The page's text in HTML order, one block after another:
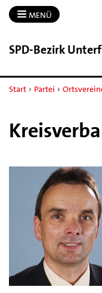
MENÜ
SPD-​Bezirk
Start › Partei ›